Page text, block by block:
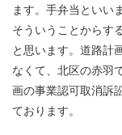
ます。手弁当といい
そういうことからす
と思います。道路計
なくて、北区の赤羽
画の事業認可取消訴
ております。